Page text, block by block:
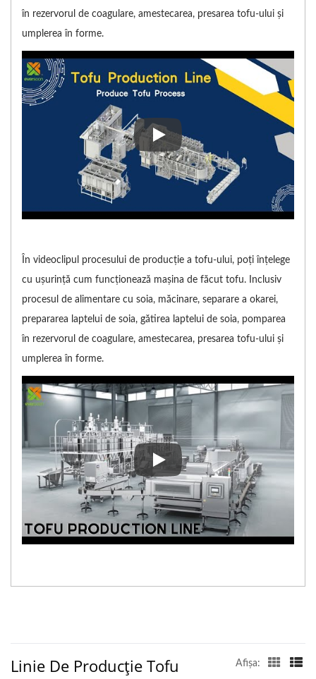
în rezervorul de coagulare, amestecarea, presarea tofu-ului și
umplerea în forme.
În videoclipul procesului de
În videoclipul procesului de producție a tofu-ului, poți înțelege
cu ușurință cum funcționează mașina de făcut tofu. Inclusiv
procesul de alimentare cu soia, măcinare, separare a okarei,
prepararea laptelui de soia, gătirea laptelui de soia, pomparea
în rezervorul de coagulare, amestecarea, presarea tofu-ului și
umplerea în forme.
În videoclipul procesului de
Linie De Producție Tofu Afişa: